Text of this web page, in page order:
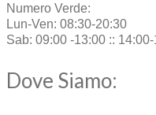
Numero Verde:
Lun-Ven: 08:30-20:30
Sab: 09:00 -13:00 ::
Dove Siamo: